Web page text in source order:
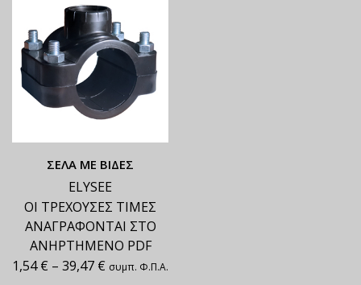
ΣΕΛΑ ΜΕ ΒΙΔΕΣ
ELYSEE
ΟΙ ΤΡΕΧΟΥΣΕΣ ΤΙΜΕΣ
ΑΝΑΓΡΑΦΟΝΤΑΙ ΣΤΟ
ΑΝΗΡΤΗΜΕΝΟ PDF
1,54€ – 39,47 € συμπ. Φ.Π.Α.